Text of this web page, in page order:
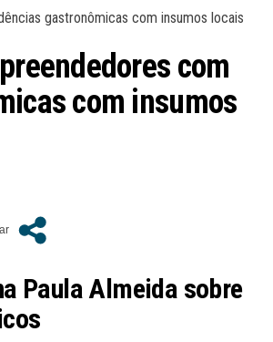
com
com insumos
Paula Almeida sobre